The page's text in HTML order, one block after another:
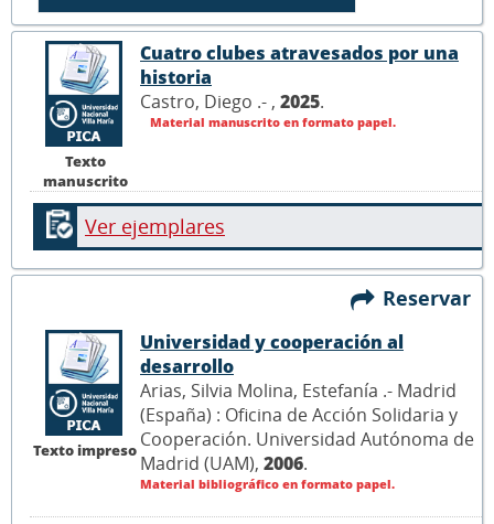
Texto
manuscrito
Cuatro clubes atravesados por una
historia
Castro, Diego .- , 2025.
Material manuscrito en formato papel.
Ver ejemplares
Reservar
Texto impreso
Universidad y cooperación al
desarrollo
Arias, Silvia Molina, Estefanía .- Madrid
(España) : Oficina de Acción Solidaria y
Cooperación. Universidad Autónoma de
Madrid (UAM), 2006.
Material bibliográfico en formato papel.